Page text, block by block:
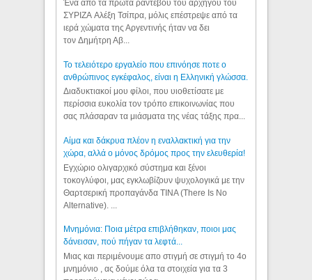
Ένα από τα πρώτα ραντεβού του αρχηγού του
ΣΥΡΙΖΑ Αλέξη Τσίπρα, μόλις επέστρεψε από τα
ιερά χώματα της Αργεντινής ήταν να δει
τον Δημήτρη Αβ...
Το τελειότερο εργαλείο που επινόησε ποτε ο
ανθρώπινος εγκέφαλος, είναι η Ελληνική γλώσσα.
Διαδυκτιακοί μου φίλοι, που υιοθετίσατε με
περίσσια ευκολία τον τρόπο επικοινωνίας που
σας πλάσαραν τα μιάσματα της νέας τάξης πρα...
Αίμα και δάκρυα πλέον η εναλλακτική για την
χώρα, αλλά ο μόνος δρόμος προς την ελευθερία!
Εγχώριο ολιγαρχικό σύστημα και ξένοι
τοκογλύφοι, μας εγκλωβίζουν ψυχολογικά με την
Θαρτσερική προπαγάνδα TINA (There Is No
Alternative). ...
Μνημόνια: Ποια μέτρα επιβλήθηκαν, ποιοι μας
δάνεισαν, πού πήγαν τα λεφτά...
Μιας και περιμένουμε απο στιγμή σε στιγμή το 4ο
μνημόνιο , ας δούμε όλα τα στοιχεία για τα 3